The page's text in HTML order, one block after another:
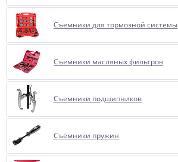
Съемники для тормозной системы
Съемники масляных фильтров
Съемники подшипников
Съемники пружин